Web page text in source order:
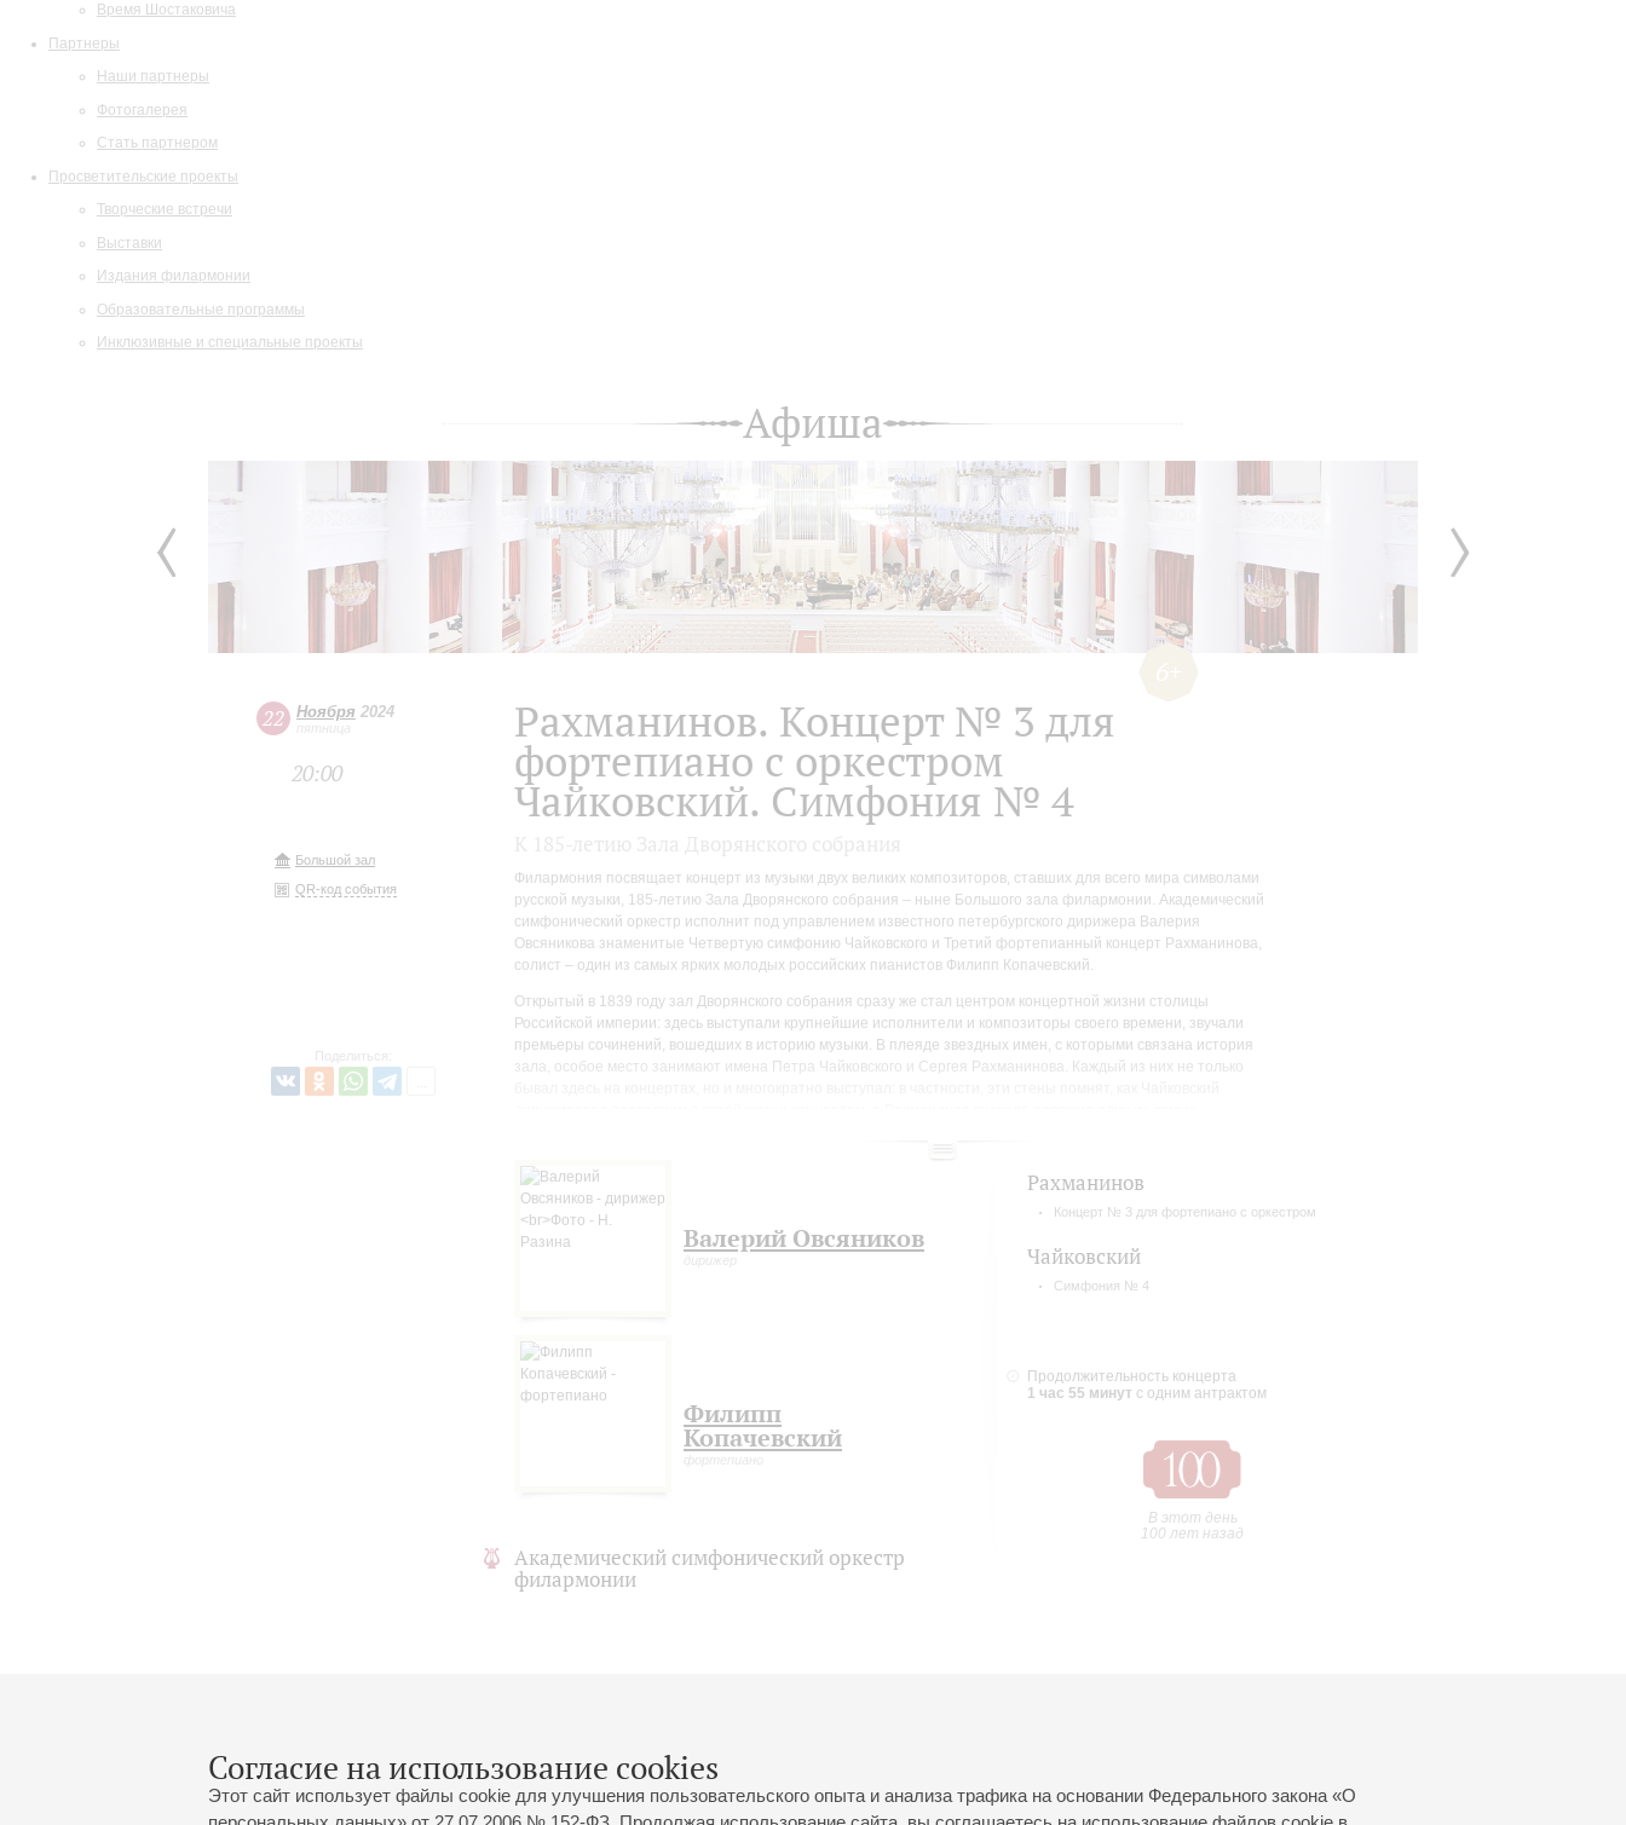
Время Шостаковича
Партнеры
Наши партнеры
Фотогалерея
Стать партнером
Просветительские проекты
Творческие встречи
Выставки
Издания филармонии
Образовательные программы
Инклюзивные и специальные проекты
Согласие на использование cookies
Этот сайт использует файлы cookie для улучшения пользовательского опыта и анализа трафика на основании Федерального закона «О
Афиша
22 Ноября 2024
пятница
20:00
Большой зал
QR-код события
Поделиться:
Рахманинов. Концерт № 3 для
фортепиано с оркестром
Чайковский. Симфония № 4
Филармония посвящает концерт из музыки двух великих композиторов, ставших для всего мира символами
русской музыки, 185-летию Зала Дворянского собрания – ныне Большого зала филармонии. Академический
симфонический оркестр исполнит под управлением известного петербургского дирижера Валерия
Овсяникова знаменитые Четвертую симфонию Чайковского и Третий фортепианный концерт Рахманинова,
солист – один из самых ярких молодых российских пианистов Филипп Копачевский.
Открытый в 1839 году зал Дворянского собрания сразу же стал центром концертной жизни столицы
Российской империи: здесь выступали крупнейшие исполнители и композиторы своего времени, звучали
премьеры сочинений, вошедших в историю музыки. В плеяде звездных имен, с которыми связана история
зала, особое место занимают имена Петра Чайковского и Сергея Рахманинова. Каждый из них не только
Валерий Овсяников
дирижер
Филипп
Копачевский
фортепиано
Академический симфонический оркестр
филармонии
Рахманинов
Концерт № 3 для фортепиано с оркестром
Чайковский
Симфония № 4
Продолжительность концерта
1 час 55 минут с одним антрактом
В этот день
100 лет назад